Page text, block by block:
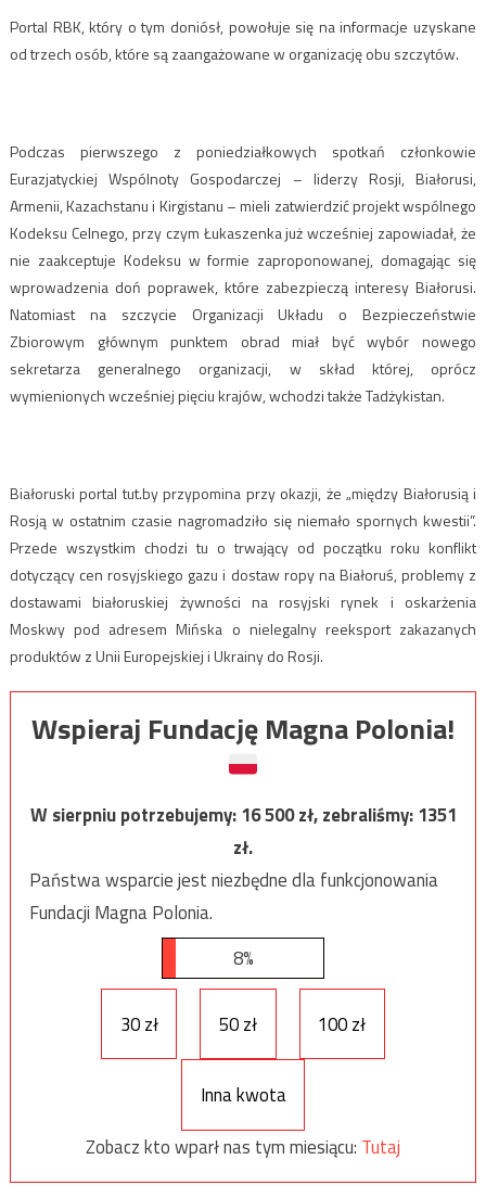
Portal RBK, który o tym doniósł, powołuje się na informacje uzyskane
od trzech osób, które są zaangażowane w organizację obu szczytów.
Podczas pierwszego z poniedziałkowych spotkań członkowie
Eurazjatyckiej Wspólnoty Gospodarczej – liderzy Rosji, Białorusi,
Armenii, Kazachstanu i Kirgistanu – mieli zatwierdzić projekt wspólnego
Kodeksu Celnego, przy czym Łukaszenka już wcześniej zapowiadał, że
nie zaakceptuje Kodeksu w formie zaproponowanej, domagając się
wprowadzenia doń poprawek, które zabezpieczą interesy Białorusi.
Natomiast na szczycie Organizacji Układu o Bezpieczeństwie
Zbiorowym głównym punktem obrad miał być wybór nowego
sekretarza generalnego organizacji, w skład której, oprócz
wymienionych wcześniej pięciu krajów, wchodzi także Tadżykistan.
Białoruski portal tut.by przypomina przy okazji, że „między Białorusią i
Rosją w ostatnim czasie nagromadziło się niemało spornych kwestii”.
Przede wszystkim chodzi tu o trwający od początku roku konflikt
dotyczący cen rosyjskiego gazu i dostaw ropy na Białoruś, problemy z
dostawami białoruskiej żywności na rosyjski rynek i oskarżenia
Moskwy pod adresem Mińska o nielegalny reeksport zakazanych
produktów z Unii Europejskiej i Ukrainy do Rosji.
Wspieraj Fundację Magna Polonia!
W sierpniu potrzebujemy:16 500zł, zebraliśmy:1351
zł.
Państwa wsparcie jest niezbędne dla funkcjonowania
Fundacji Magna Polonia.
8%
30 zł 50 zł 100 zł
Inna kwota
Zobacz kto wparł nas tym miesiącu: Tutaj